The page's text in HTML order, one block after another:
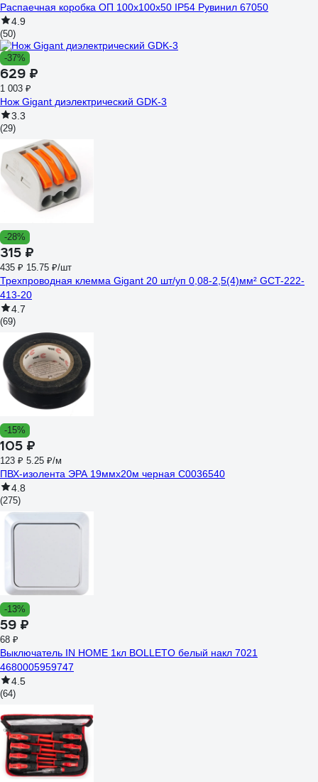
Распаечная коробка ОП 100х100х50 IP54 Рувинил 67050
4.9
(50)
-37%
629 ₽
1 003 ₽
Нож Gigant диэлектрический GDK-3
3.3
(29)
-28%
315 ₽
435 ₽ 15.75 ₽/шт
Трехпроводная клемма Gigant 20 шт/уп 0,08-2,5(4)мм² GCT-222-
413-20
4.7
(69)
-15%
105 ₽
123 ₽ 5.25 ₽/м
ПВХ-изолента ЭРА 19ммх20м черная C0036540
4.8
(275)
-13%
59 ₽
68 ₽
Выключатель IN HOME 1кл BOLLETO белый накл 7021
4680005959747
4.5
(64)